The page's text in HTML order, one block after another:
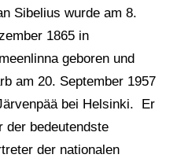
Sibelius wurde am 8.
1865 in
geboren und
am 20. September 1957
bei Helsinki. Er
der bedeutendste
der nationalen